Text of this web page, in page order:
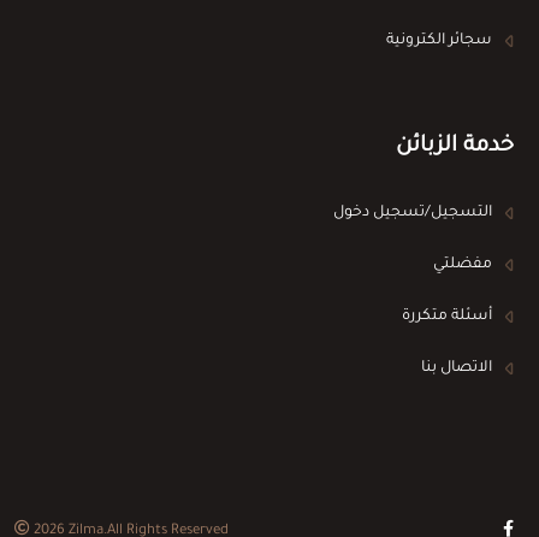
سجائر الكترونية
خدمة الزبائن
التسجيل/تسجيل دخول
مفضلتي
أسئلة متكررة
الاتصال بنا
2026Zilma.All Rights Reserved